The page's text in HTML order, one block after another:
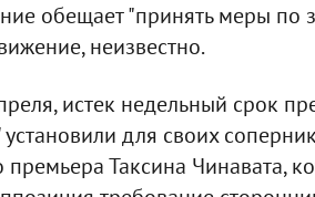
обещает "принять меры по
неизвестно.
истек недельный срок
для своих
Таксина Чинавата,